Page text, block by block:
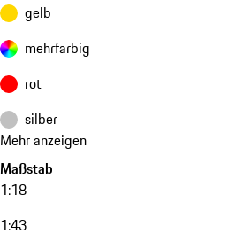
gelb
mehrfarbig
rot
silber
Mehr anzeigen
Maßstab
1:18
1:43